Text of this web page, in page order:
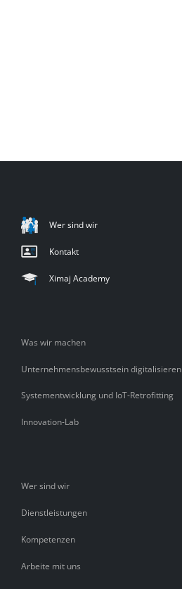
Wer sind wir
Kontakt
Ximaj Academy
Was wir machen
Unternehmensbewusstsein digitalisieren
Systementwicklung und IoT-Retrofitting
Innovation-Lab
Wer sind wir
Dienstleistungen
Kompetenzen
Arbeite mit uns